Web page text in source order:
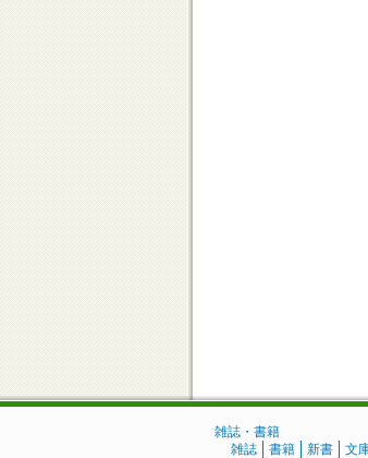
雑誌・書籍
雑誌
書籍 新書 文